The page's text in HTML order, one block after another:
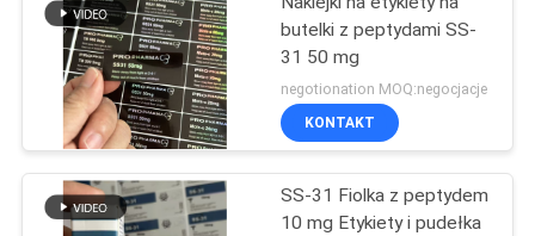
AKTUALNOŚCI
SPRAWY
SITEMAP
Niestandardowe
etykiety fiolek
111
butelki z peptydami SS-
31 50 mg
negotionation MOQ:negocjacje
KONTAKT
SS-31 Fiolka z peptydem
10 mg Etykiety i pudełka